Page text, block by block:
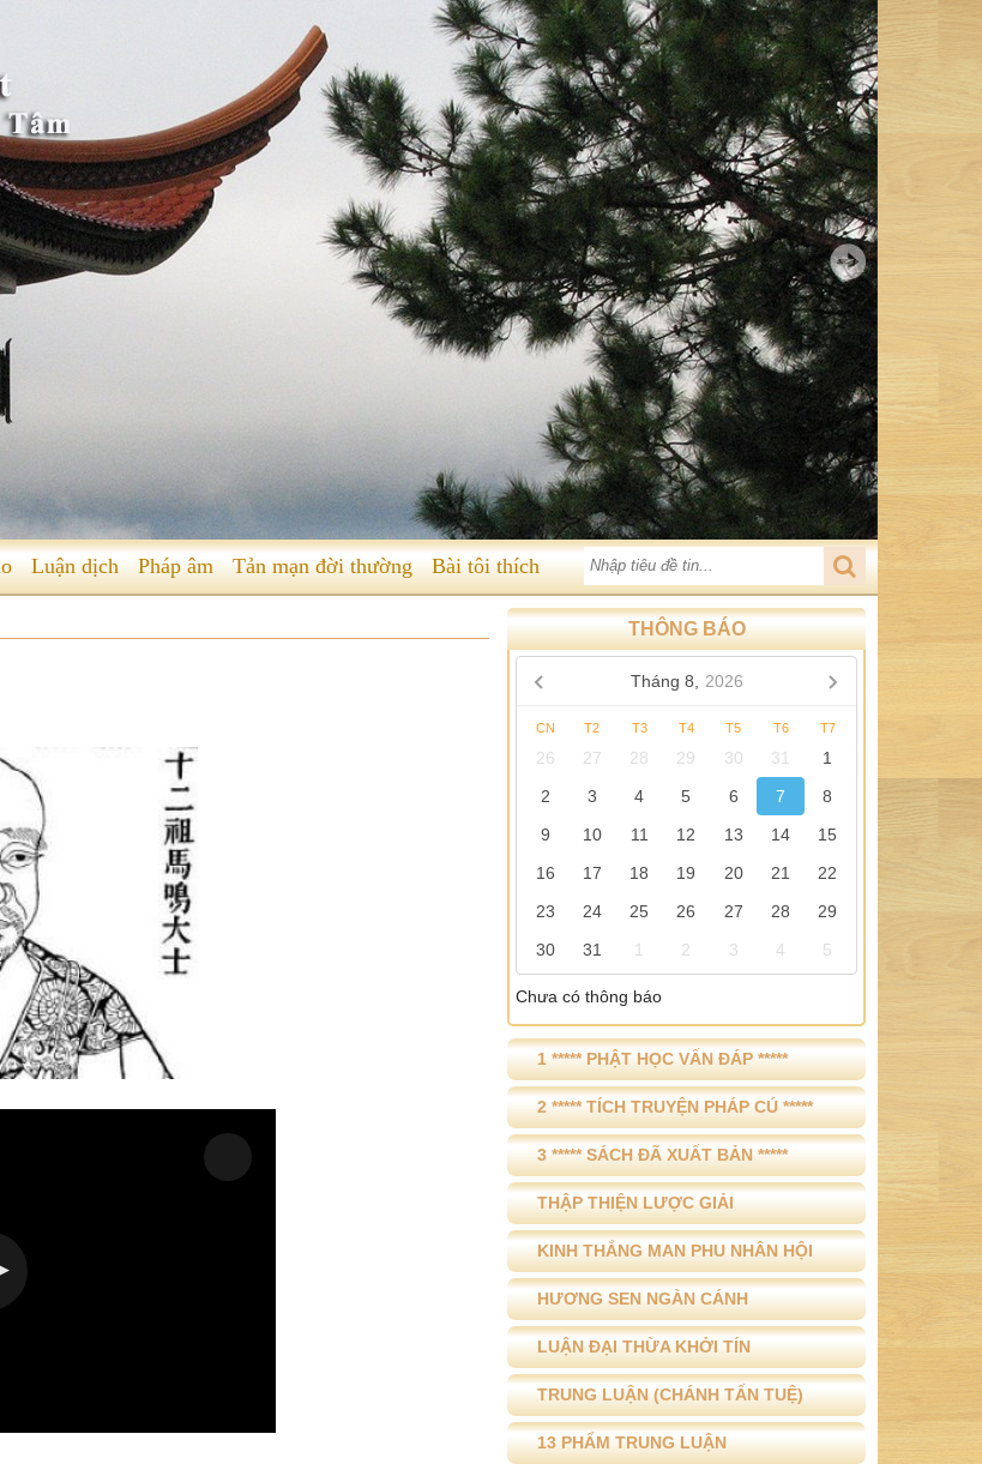
Luận dịch Pháp âm Tản mạn đời thường Bài tôi thích
THÔNG BÁO
Tháng 8, 2026
CN T2 T3 T4 T5 T6 T7
26 27 28 29 30 31
1
2
3 4 5 6 7
8
9
10 11 12 13 14
15
16
17 18 19 20 21
22
23
24 25 26 27 28
29
30
31 1 2 3 4 5
Chưa có thông báo
1 ***** PHẬT HỌC VẤN ĐÁP *****
2 ***** TÍCH TRUYỆN PHÁP CÚ *****
3 ***** SÁCH ĐÃ XUẤT BẢN *****
THẬP THIỆN LƯỢC GIẢI
KINH THẮNG MAN PHU NHÂN HỘI
HƯƠNG SEN NGÀN CÁNH
LUẬN ĐẠI THỪA KHỞI TÍN
TRUNG LUẬN (CHÁNH TẤN TUỆ)
13 PHẨM TRUNG LUẬN